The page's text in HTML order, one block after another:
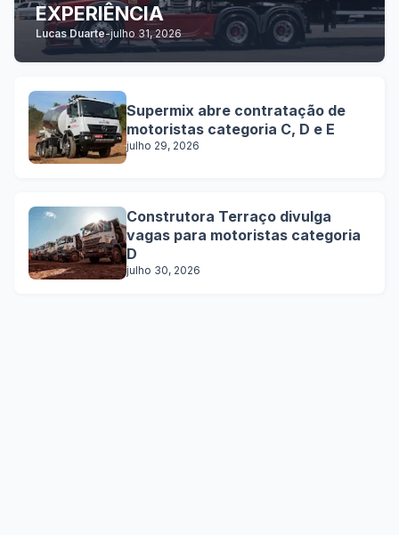
EXPERIÊNCIA
Lucas Duarte-julho 31, 2026
Supermix abre contratação de
motoristas categoria C, D e E
julho 29, 2026
Construtora Terraço divulga
vagas para motoristas categoria
D
julho 30, 2026